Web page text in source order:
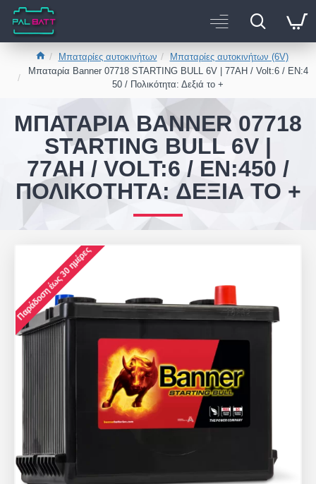
Μπαταρίες αυτοκινήτων
Μπαταρίες αυτοκινήτων (6V)
Μπαταρία Banner 07718 STARTING BULL 6V | 77AH / Volt:6 / EN:4
50 / Πολικότητα: Δεξιά το +
ΜΠΑΤΑΡΊΑ BANNER 07718
STARTING BULL 6V |
77AH / VOLT:6 / EN:450 /
ΠΟΛΙΚΌΤΗΤΑ: ΔΕΞΙΆ ΤΟ +
Παράδοση έως 30 ημέρες